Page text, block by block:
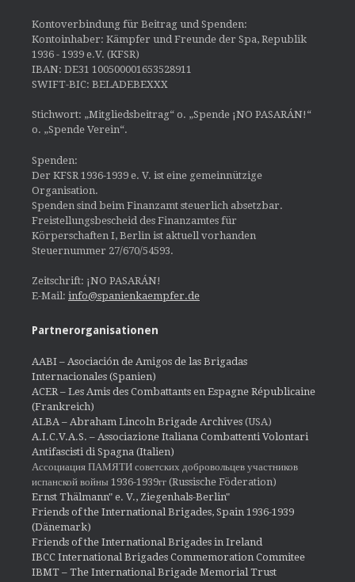
Kontoverbindung für Beitrag und Spenden:
Kontoinhaber: Kämpfer und Freunde der Spa, Republik
1936 - 1939 e.V. (KFSR)
IBAN: DE31 100500001653528911
SWIFT-BIC: BELADEBEXXX
Stichwort: „Mitgliedsbeitrag“ o. „Spende ¡NO PASARÁN!“
o. „Spende Verein“.
Spenden:
Der KFSR 1936-1939 e. V. ist eine gemeinnützige
Organisation.
Spenden sind beim Finanzamt steuerlich absetzbar.
Freistellungsbescheid des Finanzamtes für
Körperschaften I, Berlin ist aktuell vorhanden
Steuernummer 27/670/54593.
Zeitschrift: ¡NO PASARÁN!
E-Mail: info@spanienkaempfer.de
Partnerorganisationen
AABI – Asociación de Amigos de las Brigadas
Internacionales (Spanien)
ACER – Les Amis des Combattants en Espagne Républicaine
(Frankreich)
ALBA – Abraham Lincoln Brigade Archives (USA)
A.I.C.V.A.S. – Associazione Italiana Combattenti Volontari
Antifascisti di Spagna (Italien)
Ассоциация ПАМЯТИ советских добровольцев участников
испанской войны 1936-1939гг (Russische Föderation)
Ernst Thälmann" e. V., Ziegenhals-Berlin"
Friends of the International Brigades, Spain 1936-1939
(Dänemark)
Friends of the International Brigades in Ireland
IBCC International Brigades Commemoration Commitee
IBMT – The International Brigade Memorial Trust